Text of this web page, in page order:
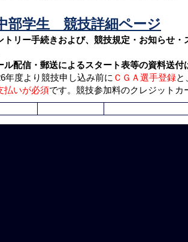
部学生 競技詳細ページ
リー手続きおよび、競技規定・お知らせ
配信・郵送によるスタート表等の資料送付
年度より競技申し込み前に ＣＧＡ選手登録と
払いが必須です。競技参加料のクレジットカ